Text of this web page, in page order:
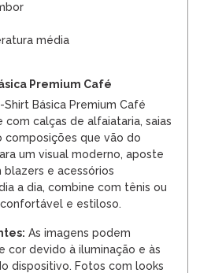
média
Premium Café
Básica Premium Café
calças de alfaiataria, saias
composições que vão do
um visual moderno, aposte
e acessórios
a dia, combine com tênis ou
e estiloso.
As imagens podem
cor devido à iluminação e às
dispositivo. Fotos com looks